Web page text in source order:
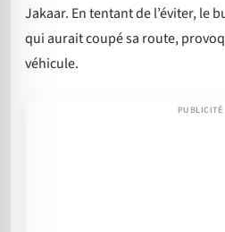
Jakaar. En tentant de l’éviter, le
qui aurait coupé sa route,
véhicule.